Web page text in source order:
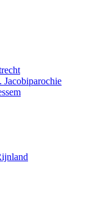
Jacobiparochie